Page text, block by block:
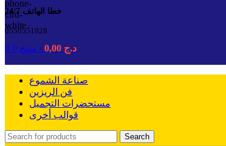
خطا الهاتف 24/7
0550551928
0 0 منتج / د.ج
صناعة الشموع
فن الريزين
مستحضرات التجميل
قوالب أخرى
Search